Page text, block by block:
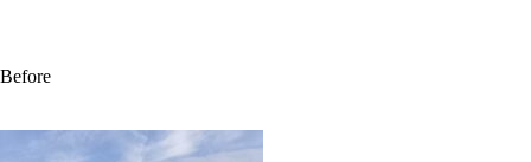
Before